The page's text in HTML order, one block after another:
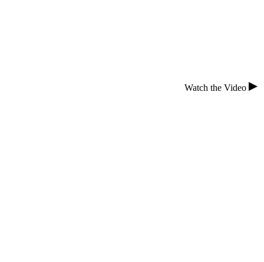
Watch the Video